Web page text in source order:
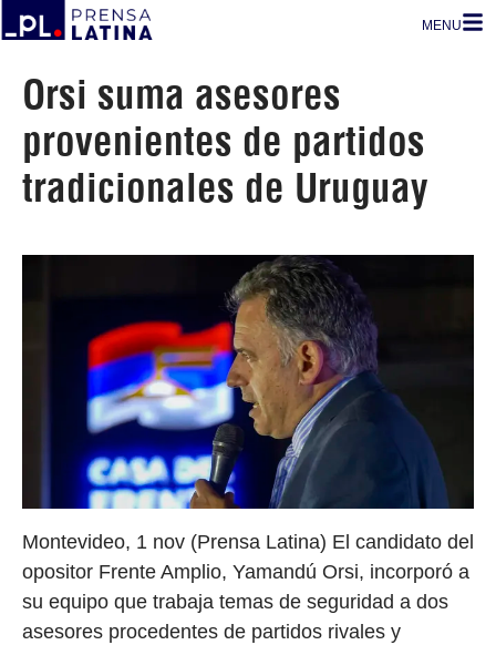
MENU
Orsi suma asesores
provenientes de partidos
tradicionales de Uruguay
Montevideo, 1 nov (Prensa Latina) El candidato del
opositor Frente Amplio, Yamandú Orsi, incorporó a
su equipo que trabaja temas de seguridad a dos
asesores procedentes de partidos rivales y